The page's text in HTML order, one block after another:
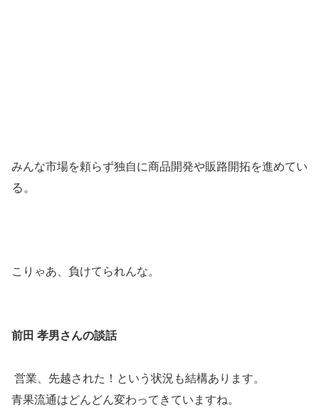
みんな市場を頼らず独自に商品開発や販路開拓を進めてい
る。
こりゃあ、負けてられんな。
前田 孝男さんの談話
営業、先越された！という状況も結構あります。
青果流通はどんどん変わってきていますね。